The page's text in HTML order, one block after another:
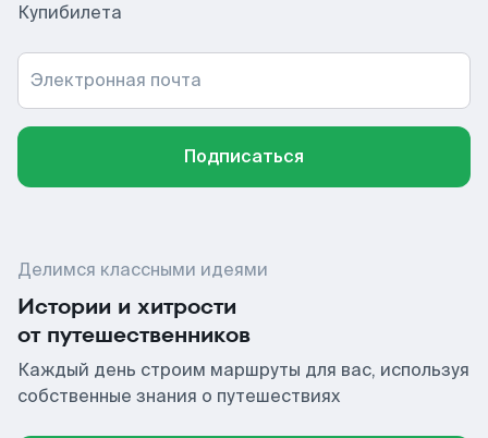
Купибилета
Электронная почта
Подписаться
Делимся классными идеями
Истории и хитрости
от путешественников
Каждый день строим маршруты для вас, используя
собственные знания о путешествиях